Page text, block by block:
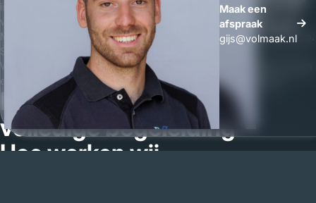
inzicht in de kosten interieurbouw. Zo komt u niet voor
verrassingen te staan.
Mocht er na oplevering toch iets zijn, dan lossen wij dat direct op.
Service stopt bij ons niet na plaatsing.
Wij zijn trots op de projecten die wij realiseren in Zeeland en doen
er alles aan om onze kwaliteit en reputatie hoog te houden.
Persoonlijk contact en
volledige begeleiding
Hoe werken wij
Maak een
afspraak
Maak een
afspraak
gijs@volmaak.nl